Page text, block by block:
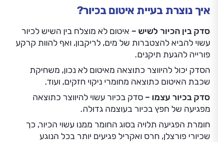
איך נוצרת בעיית איטום בכיור?
סדק בין הכיור לשיש – איטום לא מוצלח בין השיש לכיור
עשוי להביא להצטברות של מים, לריקבון, ואף להוות קרקע
פורייה להגעת תיקנים.
הסדק יכול להיווצר כתוצאה מאיטום לא נכון, משחיקת
שכבת האיטום כתוצאה מחומרי ניקוי חזקים, ועוד.
סדק בכיור עצמו – סדק בכיור עשוי להיווצר כתוצאה
מפגיעה של חפץ בכיור בעוצמה גדולה.
חומרת הפגיעה תלויה בסוג החומר ממנו עשוי הכיור, כך
שכיורי פורצלן, חרס ואקריל פגיעים יותר בכל הנוגע